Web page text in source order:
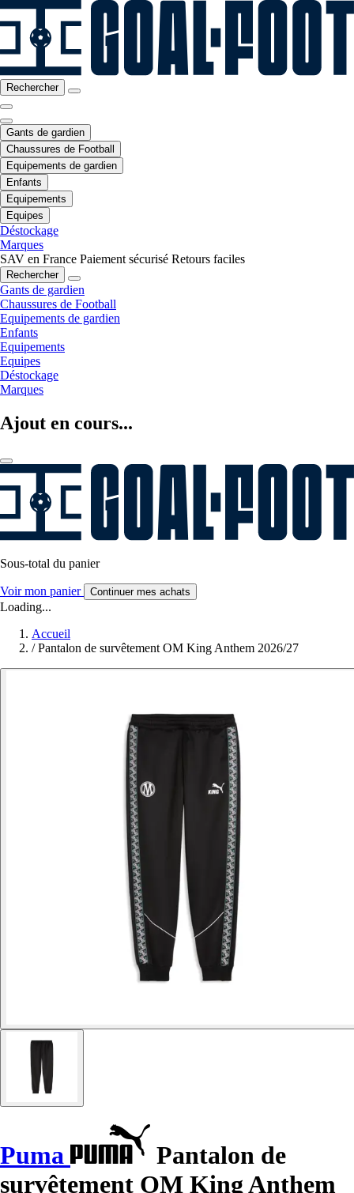
Rechercher
Gants de gardien
Chaussures de Football
Equipements de gardien
Enfants
Equipements
Equipes
Déstockage
Marques
SAV en France Paiement sécurisé Retours faciles
Rechercher
Gants de gardien
Chaussures de Football
Equipements de gardien
Enfants
Equipements
Equipes
Déstockage
Marques
Ajout en cours...
Sous-total du panier
Voir mon panier Continuer mes achats
Loading...
Accueil
/ Pantalon de survêtement OM King Anthem 2026/27
Puma
Pantalon de
survêtement OM King Anthem